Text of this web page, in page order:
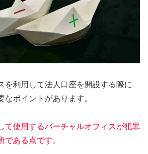
を利用して法人口座を開設する際に
なポイントがあります。
て使用するバーチャルオフィスが犯罪
である点です。